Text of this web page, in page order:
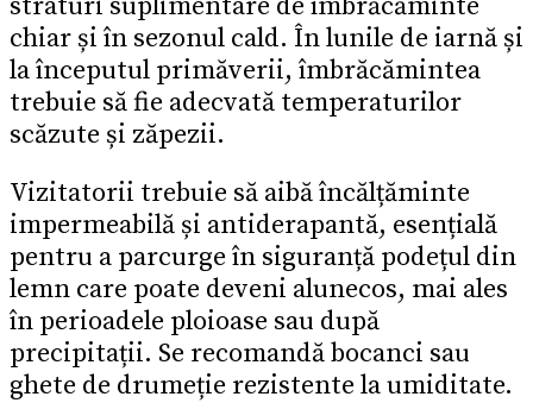
chiar și în sezonul cald. În lunile de iarnă și
la începutul primăverii, îmbrăcămintea
trebuie să fie adecvată temperaturilor
scăzute și zăpezii.
Vizitatorii trebuie să aibă încălțăminte
impermeabilă și antiderapantă, esențială
pentru a parcurge în siguranță podețul din
lemn care poate deveni alunecos, mai ales
în perioadele ploioase sau după
precipitații. Se recomandă bocanci sau
ghete de drumeție rezistente la umiditate.